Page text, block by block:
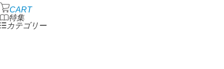
CART
特集
カテゴリー